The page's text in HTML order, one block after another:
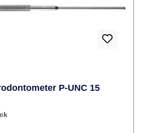
P-UNC 15